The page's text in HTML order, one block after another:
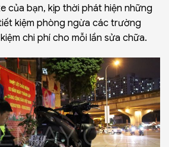
của bạn, kịp thời phát hiện những
kiệm phòng ngừa các trường
chi phí cho mỗi lần sửa chữa.